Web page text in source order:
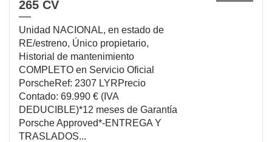
265 CV
Unidad NACIONAL, en estado de
RE/estreno, Único propietario,
Historial de mantenimiento
COMPLETO en Servicio Oficial
PorscheRef: 2307 LYRPrecio
Contado: 69.990 € (IVA
DEDUCIBLE)*12 meses de Garantía
Porsche Approved*-ENTREGA Y
TRASLADOS...